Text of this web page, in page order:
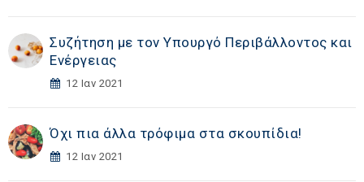
Συζήτηση με τον Υπουργό Περιβάλλοντος και
Ενέργειας
12 Ιαν 2021
Όχι πια άλλα τρόφιμα στα σκουπίδια!
12 Ιαν 2021